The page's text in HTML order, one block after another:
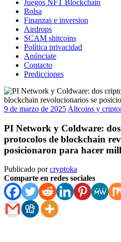
Juegos NFT Blockchain
Bolsa
Finanzas e inversion
Airdrops
SCAM shitcoins
Política privacidad
Anúnciate
Contacto
Predicciones
9 de marzo de 2025 Altcoins y
PI Network y Coldware:
protocolos de blockchain
posicionaron para hacer
Publicado porcryptoka
Comparte en redes sociales